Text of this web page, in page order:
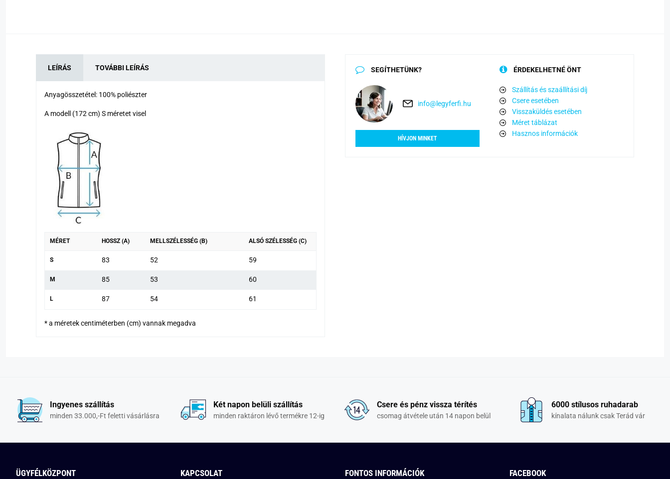
LEÍRÁS TOVÁBBI LEÍRÁS
Anyagösszetétel: 100% poliészter
A modell (172 cm) S méretet visel
MÉRET HOSSZ (A) MELLSZÉLESSÉG (B) ALSÓ SZÉLESSÉG (C)
S 83 52 59
M 85 53 60
L 87 54 61
* a méretek centiméterben (cm) vannak megadva
SEGÍTHETÜNK?
info@legyferfi.hu
HÍVJON MINKET
ÉRDEKELHETNÉ ÖNT
Szállítás és szaállítási díj
Csere esetében
Visszaküldés esetében
Méret táblázat
Hasznos információk
Ingyenes szállítás
minden 33.000,-Ft feletti vásárlásra
Két napon belüli szállítás
minden raktáron lévő termékre 12-ig
Csere és pénz vissza térítés
csomag átvétele után 14 napon belül
6000 stílusos ruhadarab
kínalata nálunk csak Terád vár
ÜGYFÉLKÖZPONT KAPCSOLAT FONTOS INFORMÁCIÓK FACEBOOK